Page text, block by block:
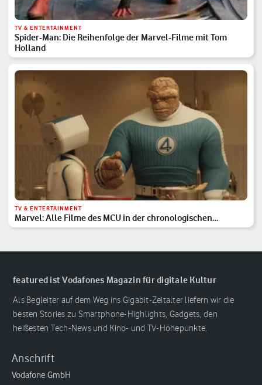
TV & ENTERTAINMENT
Spider-Man: Die Reihenfolge der Marvel-Filme mit Tom
Holland
TV & ENTERTAINMENT
Marvel: Alle Filme des MCU in der chronologischen
Reihenfolge
featured ist Vodafones Magazin für digitale Kultur
Als Begleiter auf dem Weg ins Gigabit-Zeitalter liefern wir die
besten Stories zu Smartphone-Highlights, Gadgets, den
heißesten Tech-News und Kino- und TV-Höhepunkte.
Anschrift
Vodafone GmbH